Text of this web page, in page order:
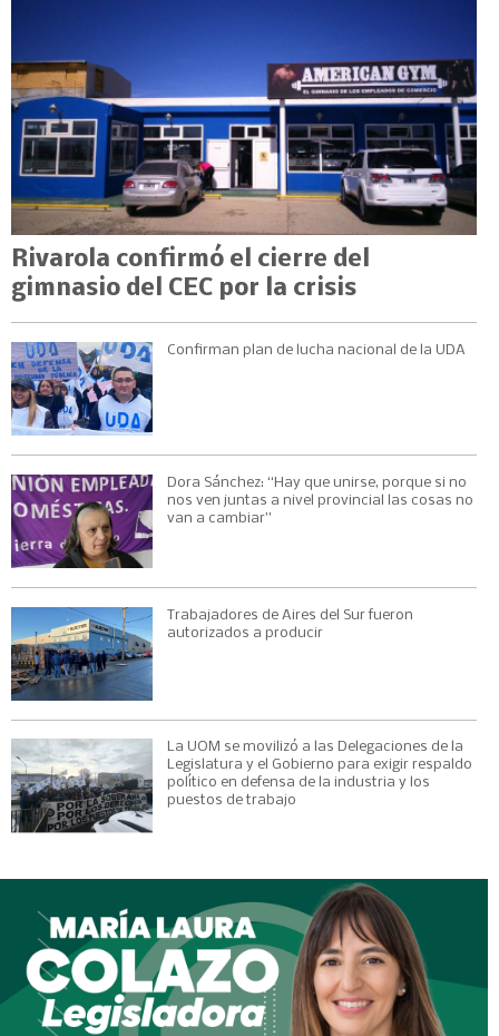
Rivarola confirmó el cierre del
gimnasio del CEC por la crisis
Confirman plan de lucha nacional de la UDA
Dora Sánchez: “Hay que unirse, porque si no
nos ven juntas a nivel provincial las cosas no
van a cambiar”
Trabajadores de Aires del Sur fueron
autorizados a producir
La UOM se movilizó a las Delegaciones de la
Legislatura y el Gobierno para exigir respaldo
político en defensa de la industria y los
puestos de trabajo